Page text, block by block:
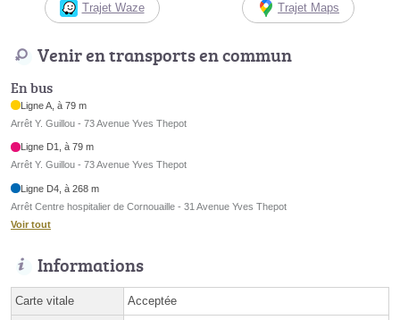
Trajet Waze Trajet Maps
Venir en transports en commun
En bus
Ligne A, à 79 m
Arrêt Y. Guillou - 73 Avenue Yves Thepot
Ligne D1, à 79 m
Arrêt Y. Guillou - 73 Avenue Yves Thepot
Ligne D4, à 268 m
Arrêt Centre hospitalier de Cornouaille - 31 Avenue Yves Thepot
Voir tout
Informations
Carte vitale Acceptée